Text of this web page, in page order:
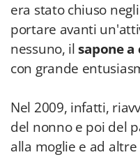
era stato chiuso
portare avanti
nessuno, ilsapone a
con grande
Nel 2009, infatti,
del nonno e poi del
alla moglie e ad